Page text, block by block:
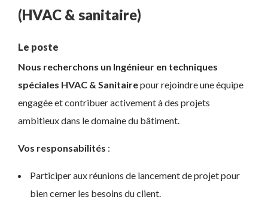
(HVAC & sanitaire)
Le poste
Nous recherchons un Ingénieur en techniques
spéciales HVAC & Sanitairepour rejoindre une équipe
engagée et contribuer activement à des projets
ambitieux dans le domaine du bâtiment.
Vos responsabilités :
Participer aux réunions de lancement de projet pour
bien cerner les besoins du client.